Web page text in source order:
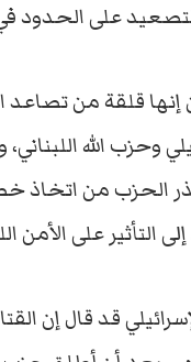
على الحدود
قلقة من تصاعد
وحزب الله
الحزب من اتخاذ
التأثير على الأمن
قد قال إن